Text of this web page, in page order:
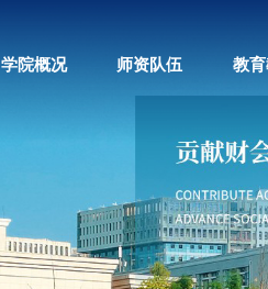
学院概况 师资队伍 教